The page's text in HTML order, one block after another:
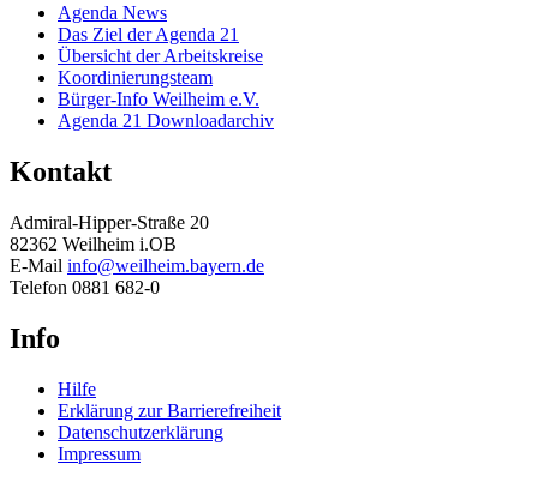
Agenda News
Das Ziel der Agenda 21
Übersicht der Arbeitskreise
Koordinierungsteam
Bürger-Info Weilheim e.V.
Agenda 21 Downloadarchiv
Kontakt
Admiral-Hipper-Straße 20
82362 Weilheim i.OB
E-Mail info@weilheim.bayern.de
Telefon 0881 682-0
Info
Hilfe
Erklärung zur Barrierefreiheit
Datenschutzerklärung
Impressum